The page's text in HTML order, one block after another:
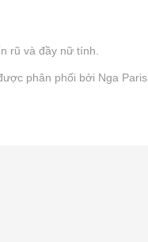
rũ và đầy nữ tính.
phân phối bởi Nga Paris